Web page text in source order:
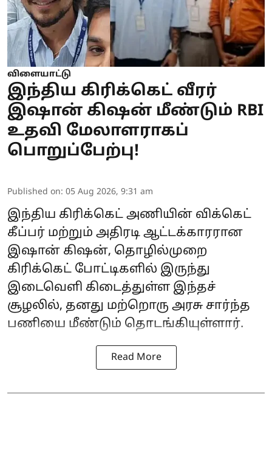
விளையாட்டு
இந்திய கிரிக்கெட் வீரர்
இஷான் கிஷன் மீண்டும் RBI
உதவி மேலாளராகப்
பொறுப்பேற்பு!
Published on: 05 Aug 2026, 9:31 am
இந்திய கிரிக்கெட் அணியின் விக்கெட்
கீப்பர் மற்றும் அதிரடி ஆட்டக்காரரான
இஷான் கிஷன், தொழில்முறை
கிரிக்கெட் போட்டிகளில் இருந்து
இடைவெளி கிடைத்துள்ள இந்தச்
சூழலில், தனது மற்றொரு அரசு சார்ந்த
பணியை மீண்டும் தொடங்கியுள்ளார்.
Read More